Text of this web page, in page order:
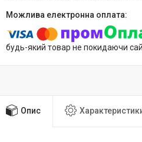
будь-який товар не покидаючи
Опис